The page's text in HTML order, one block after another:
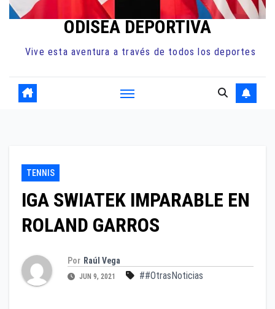
ODISEA DEPORTIVA
Vive esta aventura a través de todos los deportes
TENNIS
IGA SWIATEK IMPARABLE EN
ROLAND GARROS
Por Raúl Vega
JUN 9, 2021 ##OtrasNoticias